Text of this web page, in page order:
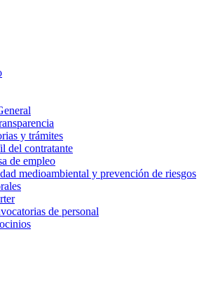
y trámites
del contratante
de empleo
medioambiental y prevención de riesgos
de personal